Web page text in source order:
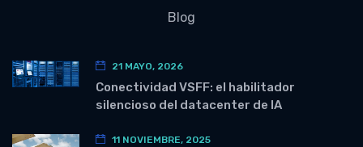
Blog
21 MAYO, 2026
Conectividad VSFF: el habilitador
silencioso del datacenter de IA
11 NOVIEMBRE, 2025